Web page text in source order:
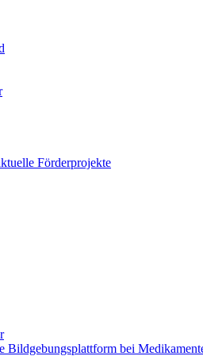
Förderprojekte
Bildgebungsplattform bei